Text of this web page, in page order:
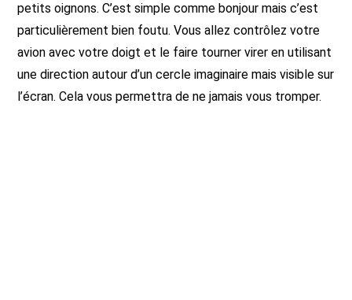
petits oignons. C’est simple comme bonjour mais c’est
particulièrement bien foutu. Vous allez contrôlez votre
avion avec votre doigt et le faire tourner virer en utilisant
une direction autour d’un cercle imaginaire mais visible sur
l’écran. Cela vous permettra de ne jamais vous tromper.